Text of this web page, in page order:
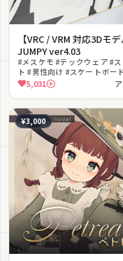
【VRC / VRM 対応3Dモデ
JUMPY ver4.03
#メスケモ #テックウェア #
ト #男性向け #スケートボー
変え #PSD付き #クール #白髪
5,031
¥3,000